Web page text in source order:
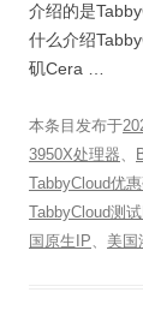
介绍的是
什么介绍
矶Cera …
本条目发布于
3950X处理器、
TabbyCloud优
TabbyCloud测
国原生IP、 美国